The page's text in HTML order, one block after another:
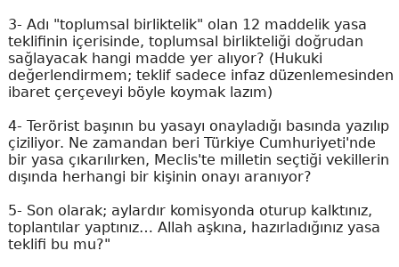
3- Adı "toplumsal birliktelik" olan 12 maddelik yasa
teklifinin içerisinde, toplumsal birlikteliği doğrudan
sağlayacak hangi madde yer alıyor? (Hukuki
değerlendirmem; teklif sadece infaz düzenlemesinden
ibaret çerçeveyi böyle koymak lazım)
4- Terörist başının bu yasayı onayladığı basında yazılıp
çiziliyor. Ne zamandan beri Türkiye Cumhuriyeti'nde
bir yasa çıkarılırken, Meclis'te milletin seçtiği vekillerin
dışında herhangi bir kişinin onayı aranıyor?
5- Son olarak; aylardır komisyonda oturup kalktınız,
toplantılar yaptınız… Allah aşkına, hazırladığınız yasa
teklifi bu mu?"